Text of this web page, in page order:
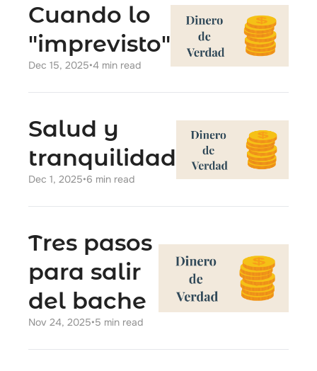
Cuando lo
"imprevisto"
Dec 15, 2025•4 min read
Salud y
tranquilidad
Dec 1, 2025•6 min read
Tres pasos
para salir
del bache
Nov 24, 2025•5 min read